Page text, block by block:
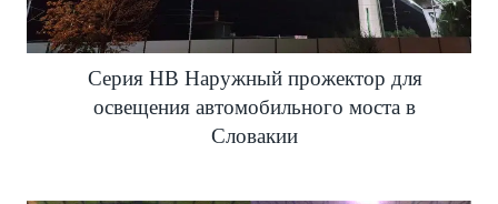
Серия HB Наружный прожектор для
освещения автомобильного моста в
Словакии